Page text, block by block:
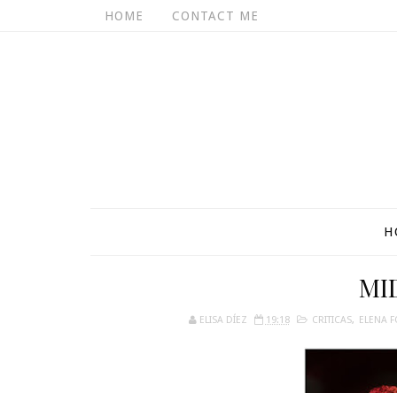
HOME CONTACT ME
ELISA DÍEZ 19:18 CRITICAS, ELENA